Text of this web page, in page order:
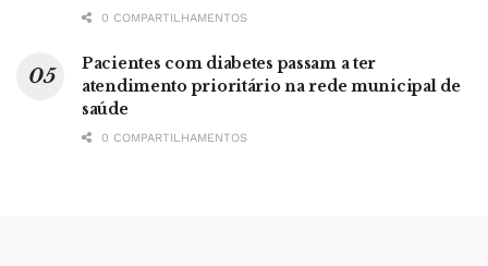
0 COMPARTILHAMENTOS
Pacientes com diabetes passam a ter
atendimento prioritário na rede municipal de
saúde
0 COMPARTILHAMENTOS